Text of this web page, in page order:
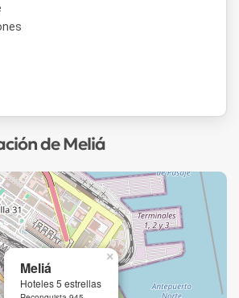
de Meliá
Meliá
Hoteles 5 estrellas
×